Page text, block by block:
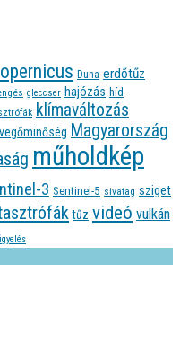
Duna erdőtűz
gleccser hajózás híd
klímaváltozás
Magyarország
műholdkép
3 Sentinel-5 sivatag sziget
tűz videó vulkán